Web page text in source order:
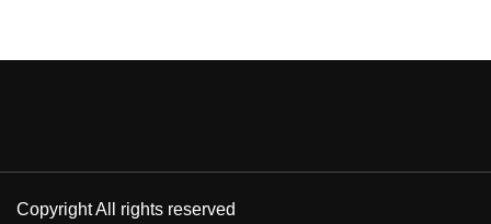
Copyright All rights reserved